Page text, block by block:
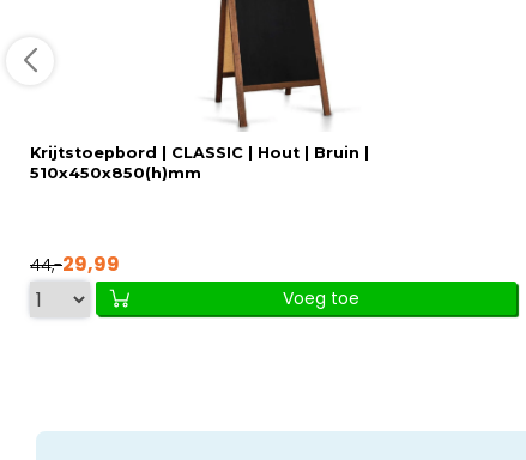
Krijtstoepbord | CLASSIC | Hout | Bruin |
510x450x850(h)mm
44,-29,99
Voeg toe